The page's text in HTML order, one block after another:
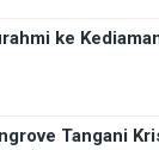
ke
Tangani